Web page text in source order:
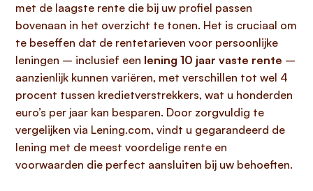
met de laagste rente die bij uw profiel passen
bovenaan in het overzicht te tonen. Het is cruciaal om
te beseffen dat de rentetarieven voor persoonlijke
leningen – inclusief een lening 10 jaar vaste rente –
aanzienlijk kunnen variëren, met verschillen tot wel 4
procent tussen kredietverstrekkers, wat u honderden
euro’s per jaar kan besparen. Door zorgvuldig te
vergelijken via Lening.com, vindt u gegarandeerd de
lening met de meest voordelige rente en
voorwaarden die perfect aansluiten bij uw behoeften.